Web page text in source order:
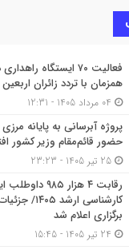
فعالیت ۷۰ ایستگاه
همزمان با تردد زائران اربعین
پروژه آبرسانی به پایانه
حضور قائم‌مقام وزیر کشور
25 تیر 1405 - 23:23
رقابت ۴ هزار
کارشناسی
برگزاری اعلام شد